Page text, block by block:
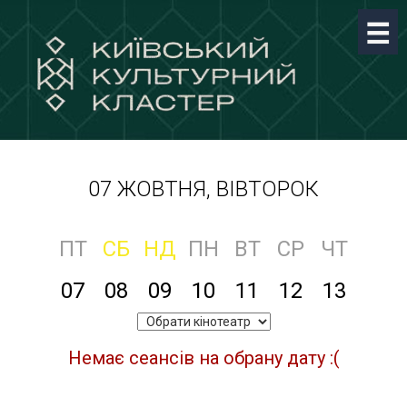
07 ЖОВТНЯ, ВІВТОРОК
ПТ СБ НД ПН ВТ СР
ЧТ
07
08 09 10 11 12 13
Немає сеансів на обрану дату :(